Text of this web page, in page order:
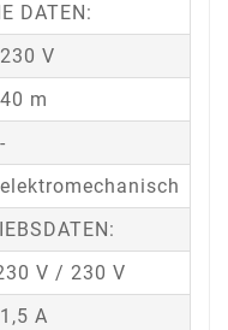
DATEN:
230 V
40 m
-
elektromechanisch
V / 230 V
1,5 A